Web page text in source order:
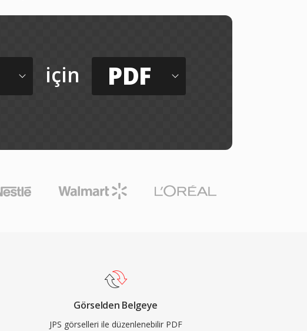
için PDF
Görselden Belgeye
JPS görselleri ile düzenlenebilir PDF